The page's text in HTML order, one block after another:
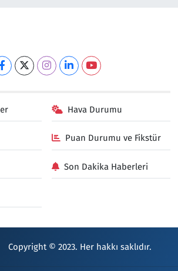
Hava Durumu
Puan Durumu ve Fikstür
Son Dakika Haberleri
Copyright © 2023. Her hakkı saklıdır.